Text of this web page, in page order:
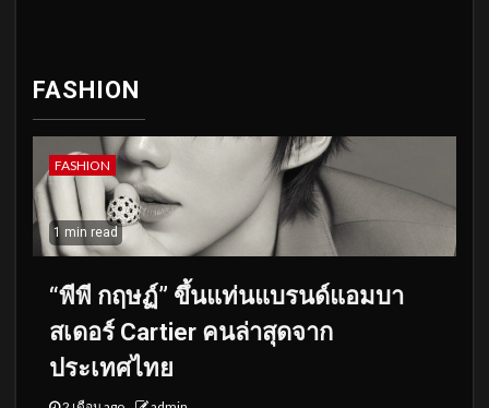
FASHION
FASHION
1 min read
“พีพี กฤษฏ์” ขึ้นแท่นแบรนด์แอมบา
สเดอร์ Cartier คนล่าสุดจาก
ประเทศไทย